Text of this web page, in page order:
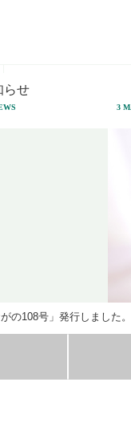
らせ
3
がの108号」発行しました。